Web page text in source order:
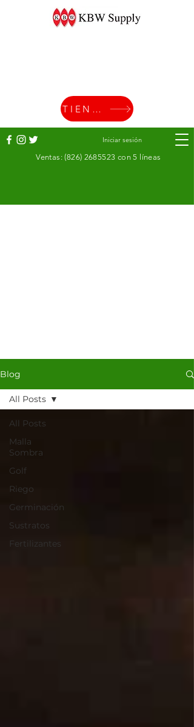
Iniciar sesión
Ventas:(826) 2685523 con 5 líneas
TIENDA
Blog
All Posts
Malla
Sombra
Golf
Riego
Germinación
Sustratos
Fertilizantes
All Posts